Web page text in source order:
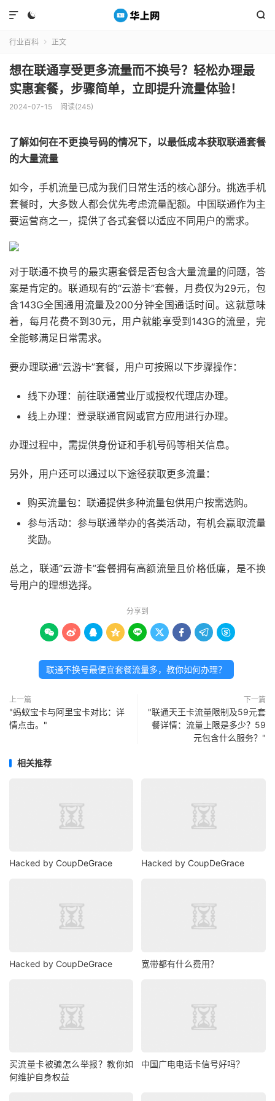
 

行业百科  正文
想在联通享受更多流量而不换号？轻松办理最
实惠套餐，步骤简单，立即提升流量体验！
2024-07-15 阅读(245)
了解如何在不更换号码的情况下，以最低成本获取联通套餐
的大量流量
如今，手机流量已成为我们日常生活的核心部分。挑选手机
套餐时，大多数人都会优先考虑流量配额。中国联通作为主
要运营商之一，提供了各式套餐以适应不同用户的需求。
对于联通不换号的最实惠套餐是否包含大量流量的问题，答
案是肯定的。联通现有的“云游卡”套餐，月费仅为29元，包
含143G全国通用流量及200分钟全国通话时间。这就意味
着，每月花费不到30元，用户就能享受到143G的流量，完
全能够满足日常需求。
要办理联通“云游卡”套餐，用户可按照以下步骤操作：
线下办理：前往联通营业厅或授权代理店办理。
线上办理：登录联通官网或官方应用进行办理。
办理过程中，需提供身份证和手机号码等相关信息。
另外，用户还可以通过以下途径获取更多流量：
购买流量包：联通提供多种流量包供用户按需选购。
参与活动：参与联通举办的各类活动，有机会赢取流量
奖励。
总之，联通“云游卡”套餐拥有高额流量且价格低廉，是不换
号用户的理想选择。
分享到
        
联通不换号最便宜套餐流量多，教你如何办理？
上一篇
"蚂蚁宝卡与阿里宝卡对比：详
情点击。"
下一篇
"联通天王卡流量限制及59元套
餐详情：流量上限是多少？59
元包含什么服务？"
相关推荐
Hacked by CoupDeGrace Hacked by CoupDeGrace
Hacked by CoupDeGrace 宽带都有什么费用？
买流量卡被骗怎么举报？教你如
何维护自身权益
中国广电电话卡信号好吗？